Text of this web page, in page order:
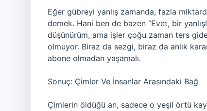
Eğer gübreyi yanlış zamanda, fazla
demek. Hani ben de bazen “Evet, bir
düşünürüm, ama işler çoğu zaman ters
olmuyor. Biraz da sezgi, biraz da anlık
abone olmadan yaşamalı.
Sonuç: Çimler Ve İnsanlar Arasındaki Bağ
Çimlerin öldüğü an, sadece o yeşil örtü